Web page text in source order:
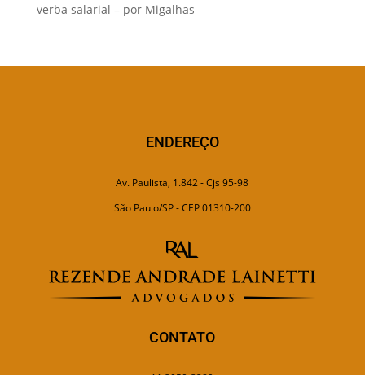
verba salarial – por Migalhas
ENDEREÇO
Av. Paulista, 1.842 - Cjs 95-98
São Paulo/SP - CEP 01310-200
CONTATO